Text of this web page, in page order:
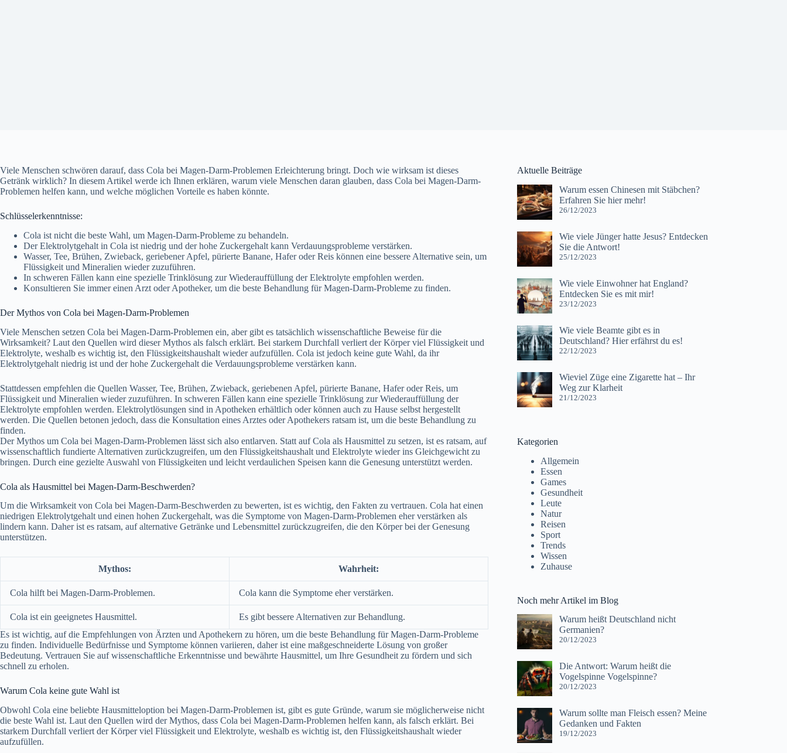
Viele Menschen schwören darauf, dass Cola bei Magen-Darm-Problemen Erleichterung bringt. Doch wie wirksam ist dieses
Getränk wirklich? In diesem Artikel werde ich Ihnen erklären, warum viele Menschen daran glauben, dass Cola bei Magen-Darm-
Problemen helfen kann, und welche möglichen Vorteile es haben könnte.
Schlüsselerkenntnisse:
Cola ist nicht die beste Wahl, um Magen-Darm-Probleme zu behandeln.
Der Elektrolytgehalt in Cola ist niedrig und der hohe Zuckergehalt kann Verdauungsprobleme verstärken.
Wasser, Tee, Brühen, Zwieback, geriebener Apfel, pürierte Banane, Hafer oder Reis können eine bessere Alternative sein, um
Flüssigkeit und Mineralien wieder zuzuführen.
In schweren Fällen kann eine spezielle Trinklösung zur Wiederauffüllung der Elektrolyte empfohlen werden.
Konsultieren Sie immer einen Arzt oder Apotheker, um die beste Behandlung für Magen-Darm-Probleme zu finden.
Der Mythos von Cola bei Magen-Darm-Problemen
Viele Menschen setzen Cola bei Magen-Darm-Problemen ein, aber gibt es tatsächlich wissenschaftliche Beweise für die
Wirksamkeit? Laut den Quellen wird dieser Mythos als falsch erklärt. Bei starkem Durchfall verliert der Körper viel Flüssigkeit und
Elektrolyte, weshalb es wichtig ist, den Flüssigkeitshaushalt wieder aufzufüllen. Cola ist jedoch keine gute Wahl, da ihr
Elektrolytgehalt niedrig ist und der hohe Zuckergehalt die Verdauungsprobleme verstärken kann.
Stattdessen empfehlen die Quellen Wasser, Tee, Brühen, Zwieback, geriebenen Apfel, pürierte Banane, Hafer oder Reis, um
Flüssigkeit und Mineralien wieder zuzuführen. In schweren Fällen kann eine spezielle Trinklösung zur Wiederauffüllung der
Elektrolyte empfohlen werden. Elektrolytlösungen sind in Apotheken erhältlich oder können auch zu Hause selbst hergestellt
werden. Die Quellen betonen jedoch, dass die Konsultation eines Arztes oder Apothekers ratsam ist, um die beste Behandlung zu
finden.
Der Mythos um Cola bei Magen-Darm-Problemen lässt sich also entlarven. Statt auf Cola als Hausmittel zu setzen, ist es ratsam, auf
wissenschaftlich fundierte Alternativen zurückzugreifen, um den Flüssigkeitshaushalt und Elektrolyte wieder ins Gleichgewicht zu
bringen. Durch eine gezielte Auswahl von Flüssigkeiten und leicht verdaulichen Speisen kann die Genesung unterstützt werden.
Cola als Hausmittel bei Magen-Darm-Beschwerden?
Um die Wirksamkeit von Cola bei Magen-Darm-Beschwerden zu bewerten, ist es wichtig, den Fakten zu vertrauen. Cola hat einen
niedrigen Elektrolytgehalt und einen hohen Zuckergehalt, was die Symptome von Magen-Darm-Problemen eher verstärken als
lindern kann. Daher ist es ratsam, auf alternative Getränke und Lebensmittel zurückzugreifen, die den Körper bei der Genesung
unterstützen.
Mythos: Wahrheit:
Cola hilft bei Magen-Darm-Problemen. Cola kann die Symptome eher verstärken.
Cola ist ein geeignetes Hausmittel.
Es gibt bessere Alternativen zur Behandlung.
Es ist wichtig, auf die Empfehlungen von Ärzten und Apothekern zu hören, um die beste Behandlung für Magen-Darm-Probleme
zu finden. Individuelle Bedürfnisse und Symptome können variieren, daher ist eine maßgeschneiderte Lösung von großer
Bedeutung. Vertrauen Sie auf wissenschaftliche Erkenntnisse und bewährte Hausmittel, um Ihre Gesundheit zu fördern und sich
schnell zu erholen.
Warum Cola keine gute Wahl ist
Obwohl Cola eine beliebte Hausmitteloption bei Magen-Darm-Problemen ist, gibt es gute Gründe, warum sie möglicherweise nicht
die beste Wahl ist. Laut den Quellen wird der Mythos, dass Cola bei Magen-Darm-Problemen helfen kann, als falsch erklärt. Bei
starkem Durchfall verliert der Körper viel Flüssigkeit und Elektrolyte, weshalb es wichtig ist, den Flüssigkeitshaushalt wieder
aufzufüllen.
Aktuelle Beiträge
Warum essen Chinesen mit Stäbchen?
Erfahren Sie hier mehr!
26/12/2023
Wie viele Jünger hatte Jesus? Entdecken
Sie die Antwort!
25/12/2023
Wie viele Einwohner hat England?
Entdecken Sie es mit mir!
23/12/2023
Wie viele Beamte gibt es in
Deutschland? Hier erfährst du es!
22/12/2023
Wieviel Züge eine Zigarette hat – Ihr
Weg zur Klarheit
21/12/2023
Kategorien
Allgemein
Essen
Games
Gesundheit
Leute
Natur
Reisen
Sport
Trends
Wissen
Zuhause
Noch mehr Artikel im Blog
Warum heißt Deutschland nicht
Germanien?
20/12/2023
Die Antwort: Warum heißt die
Vogelspinne Vogelspinne?
20/12/2023
Warum sollte man Fleisch essen? Meine
Gedanken und Fakten
19/12/2023